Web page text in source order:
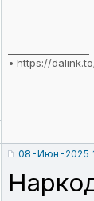
• https://
08-Июн-2025